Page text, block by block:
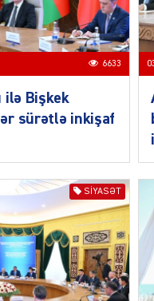
6633
ilə Bişkek
sürətlə inkişaf
SIYASƏT